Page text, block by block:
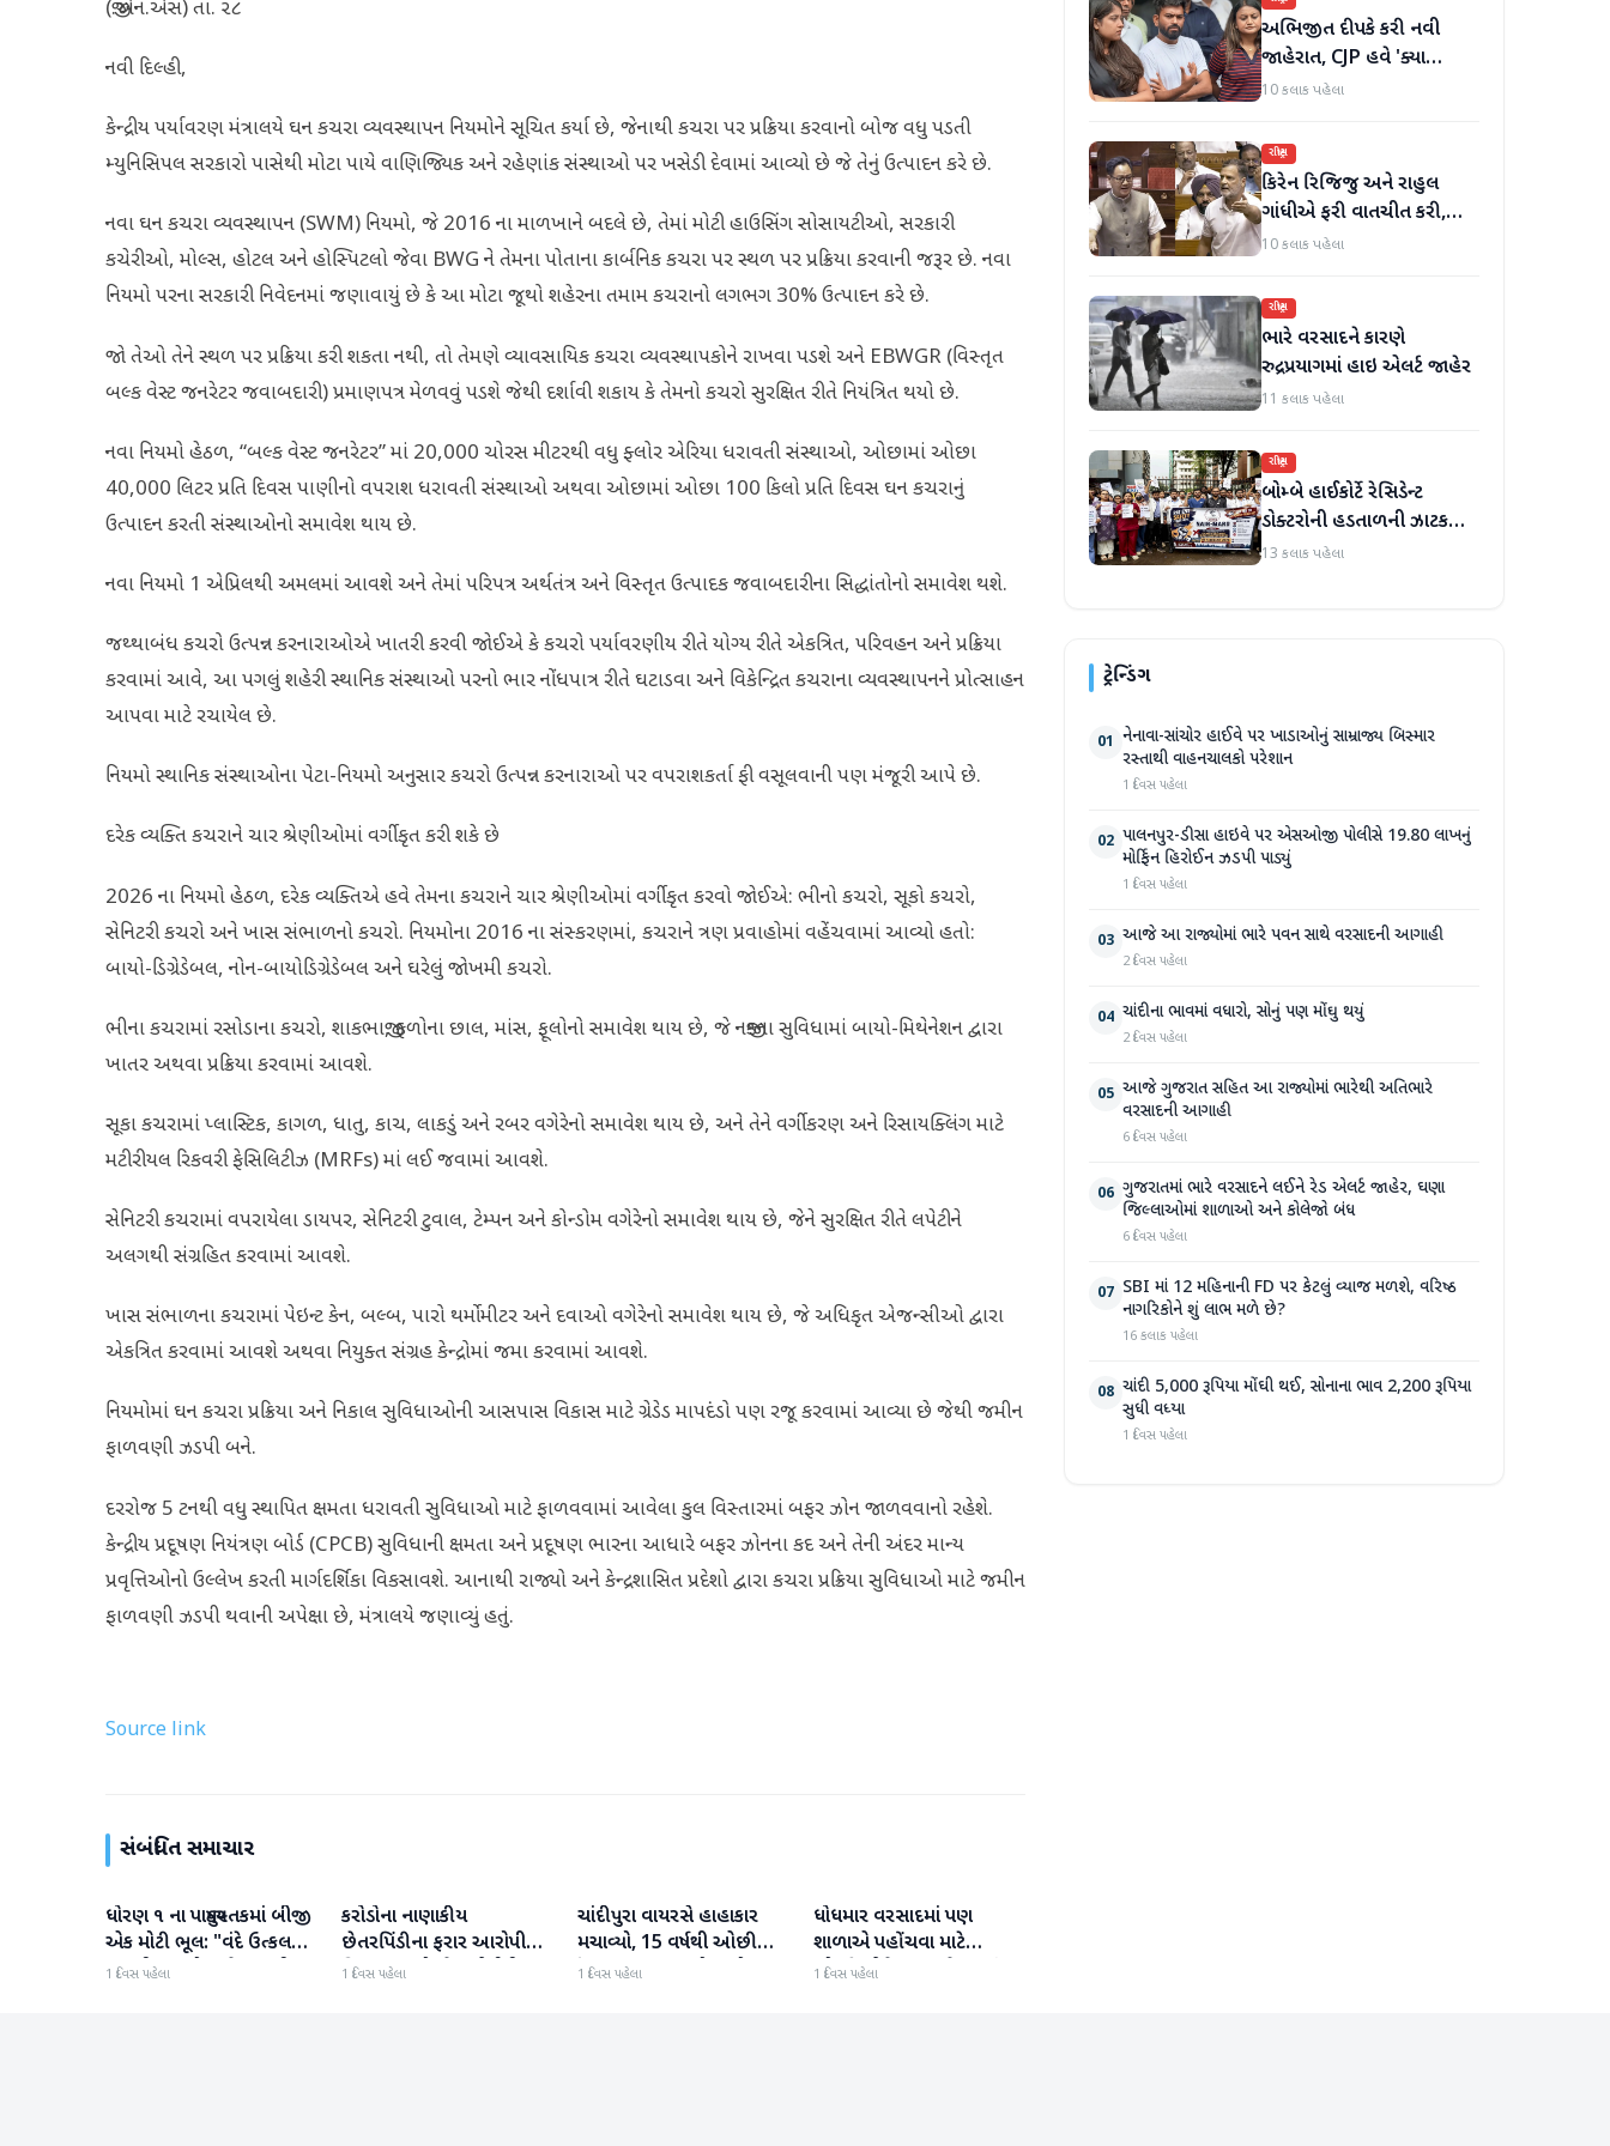
(જી.એન.એસ) તા. ૨૮
નવી દિલ્હી,
કેન્દ્રીય પર્યાવરણ મંત્રાલયે ઘન કચરા વ્યવસ્થાપન નિયમોને સૂચિત કર્યા છે, જેનાથી કચરા પર પ્રક્રિયા કરવાનો બોજ વધુ પડતી
મ્યુનિસિપલ સરકારો પાસેથી મોટા પાયે વાણિજ્યિક અને રહેણાંક સંસ્થાઓ પર ખસેડી દેવામાં આવ્યો છે જે તેનું ઉત્પાદન કરે છે.
નવા ઘન કચરા વ્યવસ્થાપન (SWM) નિયમો, જે 2016 ના માળખાને બદલે છે, તેમાં મોટી હાઉસિંગ સોસાયટીઓ, સરકારી
કચેરીઓ, મોલ્સ, હોટલ અને હોસ્પિટલો જેવા BWG ને તેમના પોતાના કાર્બનિક કચરા પર સ્થળ પર પ્રક્રિયા કરવાની જરૂર છે. નવા
નિયમો પરના સરકારી નિવેદનમાં જણાવાયું છે કે આ મોટા જૂથો શહેરના તમામ કચરાનો લગભગ 30% ઉત્પાદન કરે છે.
જો તેઓ તેને સ્થળ પર પ્રક્રિયા કરી શકતા નથી, તો તેમણે વ્યાવસાયિક કચરા વ્યવસ્થાપકોને રાખવા પડશે અને EBWGR (વિસ્તૃત
બલ્ક વેસ્ટ જનરેટર જવાબદારી) પ્રમાણપત્ર મેળવવું પડશે જેથી દર્શાવી શકાય કે તેમનો કચરો સુરક્ષિત રીતે નિયંત્રિત થયો છે.
નવા નિયમો હેઠળ, “બલ્ક વેસ્ટ જનરેટર” માં 20,000 ચોરસ મીટરથી વધુ ફ્લોર એરિયા ધરાવતી સંસ્થાઓ, ઓછામાં ઓછા
40,000 લિટર પ્રતિ દિવસ પાણીનો વપરાશ ધરાવતી સંસ્થાઓ અથવા ઓછામાં ઓછા 100 કિલો પ્રતિ દિવસ ઘન કચરાનું
ઉત્પાદન કરતી સંસ્થાઓનો સમાવેશ થાય છે.
નવા નિયમો 1 એપ્રિલથી અમલમાં આવશે અને તેમાં પરિપત્ર અર્થતંત્ર અને વિસ્તૃત ઉત્પાદક જવાબદારીના સિદ્ધાંતોનો સમાવેશ થશે.
જથ્થાબંધ કચરો ઉત્પન્ન કરનારાઓએ ખાતરી કરવી જોઈએ કે કચરો પર્યાવરણીય રીતે યોગ્ય રીતે એકત્રિત, પરિવહન અને પ્રક્રિયા
કરવામાં આવે, આ પગલું શહેરી સ્થાનિક સંસ્થાઓ પરનો ભાર નોંધપાત્ર રીતે ઘટાડવા અને વિકેન્દ્રિત કચરાના વ્યવસ્થાપનને પ્રોત્સાહન
આપવા માટે રચાયેલ છે.
નિયમો સ્થાનિક સંસ્થાઓના પેટા-નિયમો અનુસાર કચરો ઉત્પન્ન કરનારાઓ પર વપરાશકર્તા ફી વસૂલવાની પણ મંજૂરી આપે છે.
દરેક વ્યક્તિ કચરાને ચાર શ્રેણીઓમાં વર્ગીકૃત કરી શકે છે
2026 ના નિયમો હેઠળ, દરેક વ્યક્તિએ હવે તેમના કચરાને ચાર શ્રેણીઓમાં વર્ગીકૃત કરવો જોઈએ: ભીનો કચરો, સૂકો કચરો,
સેનિટરી કચરો અને ખાસ સંભાળનો કચરો. નિયમોના 2016 ના સંસ્કરણમાં, કચરાને ત્રણ પ્રવાહોમાં વહેંચવામાં આવ્યો હતો:
બાયો-ડિગ્રેડેબલ, નોન-બાયોડિગ્રેડેબલ અને ઘરેલું જોખમી કચરો.
ભીના કચરામાં રસોડાના કચરો, શાકભાજી, ફળોના છાલ, માંસ, ફૂલોનો સમાવેશ થાય છે, જે નજીકના સુવિધામાં બાયો-મિથેનેશન દ્વારા
ખાતર અથવા પ્રક્રિયા કરવામાં આવશે.
સૂકા કચરામાં પ્લાસ્ટિક, કાગળ, ધાતુ, કાચ, લાકડું અને રબર વગેરેનો સમાવેશ થાય છે, અને તેને વર્ગીકરણ અને રિસાયક્લિંગ માટે
મટીરીયલ રિકવરી ફેસિલિટીઝ (MRFs) માં લઈ જવામાં આવશે.
સેનિટરી કચરામાં વપરાયેલા ડાયપર, સેનિટરી ટુવાલ, ટેમ્પન અને કોન્ડોમ વગેરેનો સમાવેશ થાય છે, જેને સુરક્ષિત રીતે લપેટીને
અલગથી સંગ્રહિત કરવામાં આવશે.
ખાસ સંભાળના કચરામાં પેઇન્ટ કેન, બલ્બ, પારો થર્મોમીટર અને દવાઓ વગેરેનો સમાવેશ થાય છે, જે અધિકૃત એજન્સીઓ દ્વારા
એકત્રિત કરવામાં આવશે અથવા નિયુક્ત સંગ્રહ કેન્દ્રોમાં જમા કરવામાં આવશે.
નિયમોમાં ઘન કચરા પ્રક્રિયા અને નિકાલ સુવિધાઓની આસપાસ વિકાસ માટે ગ્રેડેડ માપદંડો પણ રજૂ કરવામાં આવ્યા છે જેથી જમીન
ફાળવણી ઝડપી બને.
દરરોજ 5 ટનથી વધુ સ્થાપિત ક્ષમતા ધરાવતી સુવિધાઓ માટે ફાળવવામાં આવેલા કુલ વિસ્તારમાં બફર ઝોન જાળવવાનો રહેશે.
કેન્દ્રીય પ્રદૂષણ નિયંત્રણ બોર્ડ (CPCB) સુવિધાની ક્ષમતા અને પ્રદૂષણ ભારના આધારે બફર ઝોનના કદ અને તેની અંદર માન્ય
પ્રવૃત્તિઓનો ઉલ્લેખ કરતી માર્ગદર્શિકા વિકસાવશે. આનાથી રાજ્યો અને કેન્દ્રશાસિત પ્રદેશો દ્વારા કચરા પ્રક્રિયા સુવિધાઓ માટે જમીન
ફાળવણી ઝડપી થવાની અપેક્ષા છે, મંત્રાલયે જણાવ્યું હતું.
Source link
સંબંધિત સમાચાર
રાષ્ટ્રીય
ધોરણ ૧ ના પાઠ્યપુસ્તકમાં બીજી
એક મોટી ભૂલ: "વંદે ઉત્કલ
જનની" શબ્દો અને રાષ્ટ્રગીત
1 દિવસ પહેલા
રાષ્ટ્રીય
કરોડોના નાણાકીય
છેતરપિંડીના ફરાર આરોપી
વિશાખા રાઠોડને યુએઈથી
1 દિવસ પહેલા
રાષ્ટ્રીય
ચાંદીપુરા વાયરસે હાહાકાર
મચાવ્યો, 15 વર્ષથી ઓછી
ઉંમરના 22 બાળકોના મોત
1 દિવસ પહેલા
રાષ્ટ્રીય
ધોધમાર વરસાદમાં પણ
શાળાએ પહોંચવા માટે
છોકરીઓને જીવ જોખમમાં
1 દિવસ પહેલા
અભિજીત દીપકે કરી નવી
જાહેરાત, CJP હવે 'ક્યા
બોલતી પબ્લિક' અભિયાન શરૂ
10 કલાક પહેલા
રાષ્ટ્રીય
કિરેન રિજિજુ અને રાહુલ
ગાંધીએ ફરી વાતચીત કરી,
મહિલા અનામત અને સીમાંકન
10 કલાક પહેલા
રાષ્ટ્રીય
ભારે વરસાદને કારણે
રુદ્રપ્રયાગમાં હાઇ એલર્ટ જાહેર
11 કલાક પહેલા
રાષ્ટ્રીય
બોમ્બે હાઈકોર્ટે રેસિડેન્ટ
ડોક્ટરોની હડતાળની ઝાટકણી
કાઢી, 'જો કામ ન હોય તો પગાર
13 કલાક પહેલા
ટ્રેન્ડિંગ
01 નેનાવા-સાંચોર હાઈવે પર ખાડાઓનું સામ્રાજ્ય બિસ્માર
રસ્તાથી વાહનચાલકો પરેશાન
1 દિવસ પહેલા
02 પાલનપુર-ડીસા હાઇવે પર એસઓજી પોલીસે 19.80 લાખનું
મોર્ફિન હિરોઈન ઝડપી પાડ્યું
1 દિવસ પહેલા
03 આજે આ રાજ્યોમાં ભારે પવન સાથે વરસાદની આગાહી
2 દિવસ પહેલા
04 ચાંદીના ભાવમાં વધારો, સોનું પણ મોંઘુ થયું
2 દિવસ પહેલા
05 આજે ગુજરાત સહિત આ રાજ્યોમાં ભારેથી અતિભારે
વરસાદની આગાહી
6 દિવસ પહેલા
06 ગુજરાતમાં ભારે વરસાદને લઈને રેડ એલર્ટ જાહેર, ઘણા
જિલ્લાઓમાં શાળાઓ અને કોલેજો બંધ
6 દિવસ પહેલા
07 SBI માં 12 મહિનાની FD પર કેટલું વ્યાજ મળશે, વરિષ્ઠ
નાગરિકોને શું લાભ મળે છે?
16 કલાક પહેલા
08 ચાંદી 5,000 રૂપિયા મોંઘી થઈ, સોનાના ભાવ 2,200 રૂપિયા
સુધી વધ્યા
1 દિવસ પહેલા